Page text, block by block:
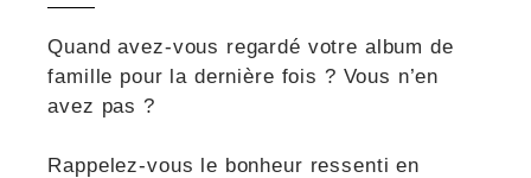
Quand avez-vous regardé votre album de
famille pour la dernière fois ? Vous n’en
avez pas ?
Rappelez-vous le bonheur ressenti en